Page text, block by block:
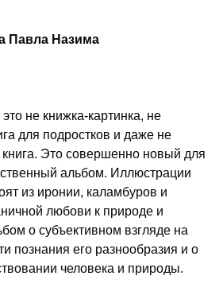
Павла Назима
не книжка-картинка, не
для подростков и даже не
Это совершенно новый для
альбом. Иллюстрации
из иронии, каламбуров и
любови к природе и
о субъективном взгляде на
познания его разнообразия и о
человека и природы.